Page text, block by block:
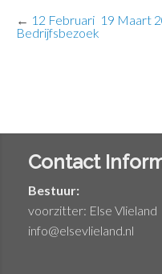
19 Maart
← 12 Februari
Bedrijfsbezoek
Contact
Bestuur:
voorzitter: Else Vlieland
info@elsevlieland.nl